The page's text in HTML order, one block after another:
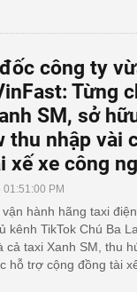
công ty
Từng
SM, sở
thu nhập vài
xế xe công
PM
hành hãng taxi
kênh TikTok Chú Ba
cả taxi Xanh SM, thu
hỗ trợ cộng đồng tài